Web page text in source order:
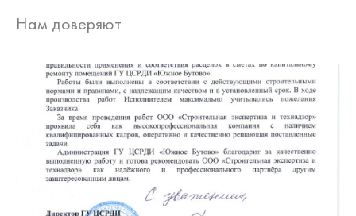
Нам доверяют